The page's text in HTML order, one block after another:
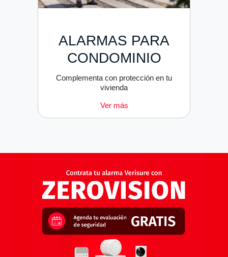
ALARMAS PARA
CONDOMINIO
Complementa con protección en tu
vivienda
Ver más